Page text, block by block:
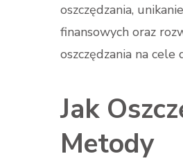
oszczędzania,
finansowych oraz
oszczędzania na
Jak
Metody